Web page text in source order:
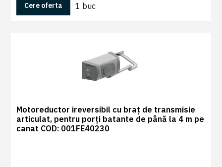
Cere oferta 1 buc
Motoreductor ireversibil cu braț de transmisie
articulat, pentru porți batante de până la 4 m pe
canat COD: 001FE40230